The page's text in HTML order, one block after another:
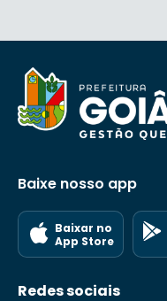
Baixe nosso app
Baixar no
App Store
Redes sociais